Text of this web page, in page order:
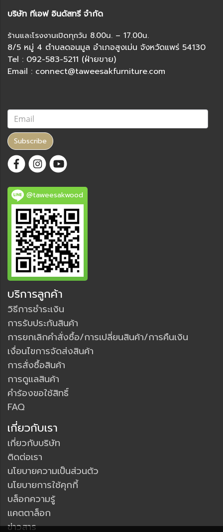
บริษัท ทีเอฟ อินดัสทรี จำกัด
ร้านและโรงงานเปิดทุกวัน 8.00น. – 17.00น.
8/5 หมู่ 4 ตำบลดอนมูล อำเภอสูงเม่น จังหวัดแพร่ 54130
Tel : 092-583-5211 (ฝ่ายขาย)
Email : connect@taweesakfurniture.com
Subscribe
@taweesakwood
บริการลูกค้า
วิธีการชำระเงิน
การรับประกันสินค้า
การยกเลิกคำสั่งซื้อ/การเปลี่ยนสินค้า/การคืนเงิน
เงื่อนไขการจัดส่งสินค้า
การสั่งซื้อสินค้า
การดูแลสินค้า
คำร้องขอใช้สิทธิ์
FAQ
เกี่ยวกับเรา
เกี่ยวกับบริษัท
ติดต่อเรา
นโยบายความเป็นส่วนตัว
นโยบายการใช้คุกกี้
บล็อกความรู้
แคตตาล็อก
ข่าวสาร